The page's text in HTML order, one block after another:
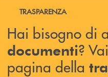
Hai bisogno di alcuni
TRASPARENZA
Hai bisogno di
documenti?
pagina della